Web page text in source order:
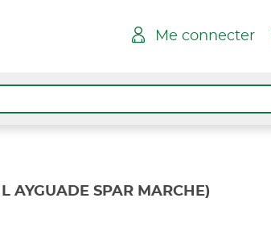
Me connecter
L AYGUADE SPAR MARCHE)